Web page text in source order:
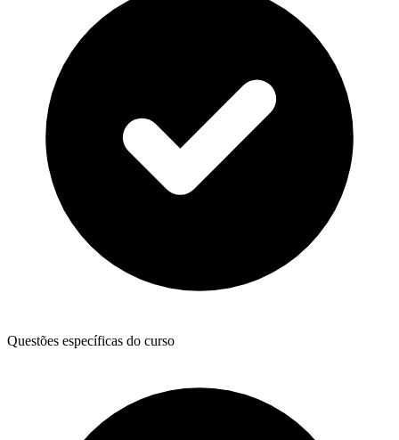
Questões específicas do curso